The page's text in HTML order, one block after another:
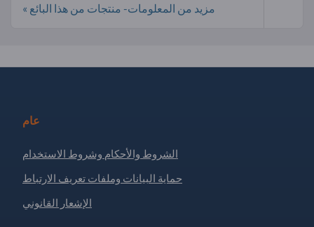
مزيد من المعلومات- منتجات من هذا البائع »
عام
الشروط والأحكام وشروط الاستخدام
حماية البيانات وملفات تعريف الارتباط
الإشعار القانوني